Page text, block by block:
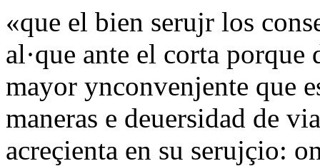
«que el bien serujr los
al·que ante el corta porque
mayor ynconvenjente que
maneras e deuersidad de
acreçienta en su serujçio: